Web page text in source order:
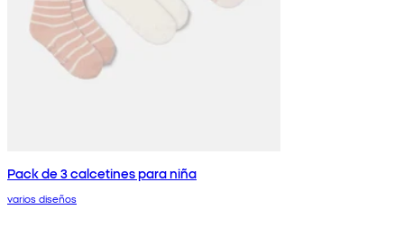
Pack de 3 calcetines para niña
varios diseños